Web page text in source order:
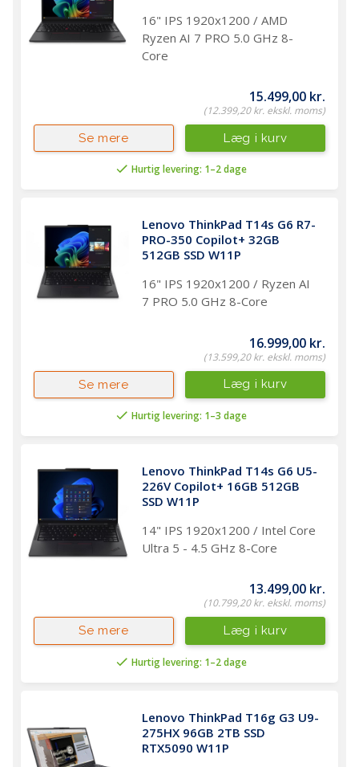
16" IPS 1920x1200 / AMD
Ryzen AI 7 PRO 5.0 GHz 8-
Core
15.499,00 kr.
(12.399,20 kr. ekskl. moms)
Hurtig levering: 1–2 dage
Læg i kurv
Se mere
Lenovo ThinkPad T14s G6 R7-
PRO-350 Copilot+ 32GB
512GB SSD W11P
16" IPS 1920x1200 / Ryzen AI
7 PRO 5.0 GHz 8-Core
16.999,00 kr.
(13.599,20 kr. ekskl. moms)
Hurtig levering: 1–3 dage
Læg i kurv
Se mere
Lenovo ThinkPad T14s G6 U5-
226V Copilot+ 16GB 512GB
SSD W11P
14" IPS 1920x1200 / Intel Core
Ultra 5 - 4.5 GHz 8-Core
13.499,00 kr.
(10.799,20 kr. ekskl. moms)
Hurtig levering: 1–2 dage
Læg i kurv
Se mere
Lenovo ThinkPad T16g G3 U9-
275HX 96GB 2TB SSD
RTX5090 W11P